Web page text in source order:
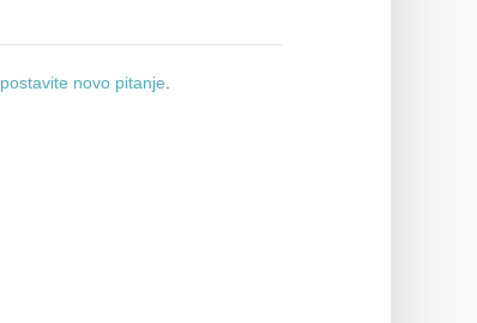
postavite novo pitanje.